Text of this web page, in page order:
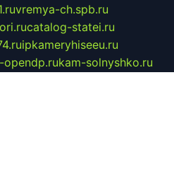
vremya-ch.spb.ru
catalog-statei.ru
ipkameryhiseeu.ru
opendp.rukam-solnyshko.ru